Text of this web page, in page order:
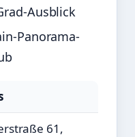
Ausblick
Panorama-
61,